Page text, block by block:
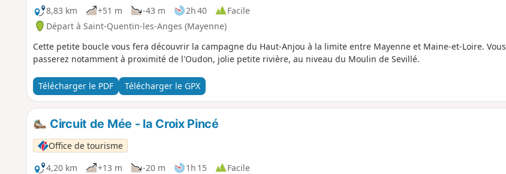
8,83 km
+51 m -43 m 2h 40
Facile
Départ à Saint-Quentin-les-Anges (Mayenne)
Cette petite boucle vous fera découvrir la campagne du Haut-Anjou à la limite entre Mayenne et Maine-et-Loire. Vous
passerez notamment à proximité de l'Oudon, jolie petite rivière, au niveau du Moulin de Sevillé.
Télécharger le PDF Télécharger le GPX
Circuit de Mée - la Croix Pincé
Office de tourisme
4,20 km
+13 m -20 m 1h 15
Facile